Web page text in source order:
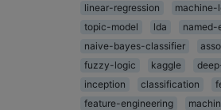
linear-regression
machine-
topic-model
lda
naive-bayes-classifier
fuzzy-logic
kaggle
inception
classification
feature-engineering